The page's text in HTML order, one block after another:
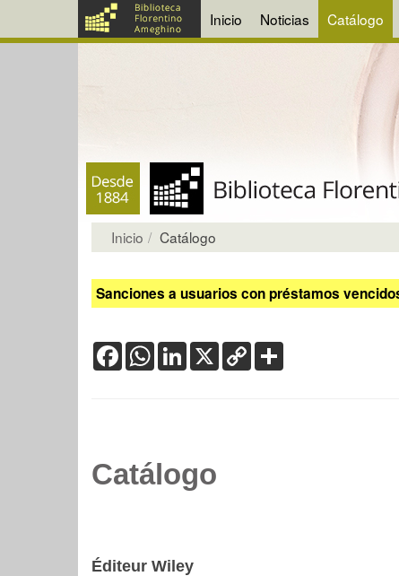
Inicio Noticias Catálogo
Inicio Catálogo
Sanciones a usuarios con préstamos
FacebookWhatsApp
LinkedIn
X Copy
Link
Catálogo
Éditeur Wiley